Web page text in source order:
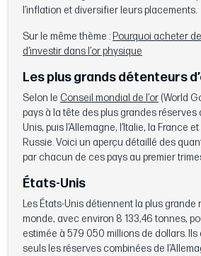
l’inflation et diversifier leurs placements.
Sur le même thème : Pourquoi acheter
d’investir dans l’or physique
Les plus grands détenteurs
Selon le Conseil mondial de l’or (World
pays à la tête des plus grandes réserves
Unis, puis l’Allemagne, l’Italie, la France
Russie. Voici un aperçu détaillé des
par chacun de ces pays au premier
États-Unis
Les États-Unis détiennent la plus grande
monde, avec environ 8 133,46 tonnes,
estimée à 579 050 millions de dollars. Ils
seuls les réserves combinées de